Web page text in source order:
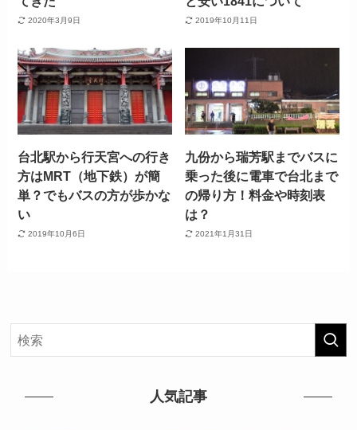
2020年3月9日 2019年10月11日
台北駅から行天宮への行き
方はMRT（地下鉄）が簡
単？でもバスの方が歩かな
い
2019年10月6日
九份から瑞芳駅までバスに
乗った後に電車で台北まで
の帰り方！料金や時刻表
は？
2021年1月31日
人気記事